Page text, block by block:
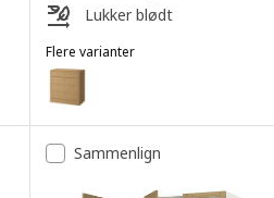
Lukker blødt
Flere varianter
TONSTAD
Mulighed: TONSTAD,
Sammenlign